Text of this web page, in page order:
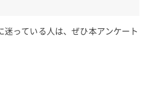
っている人は、ぜひ本アンケート